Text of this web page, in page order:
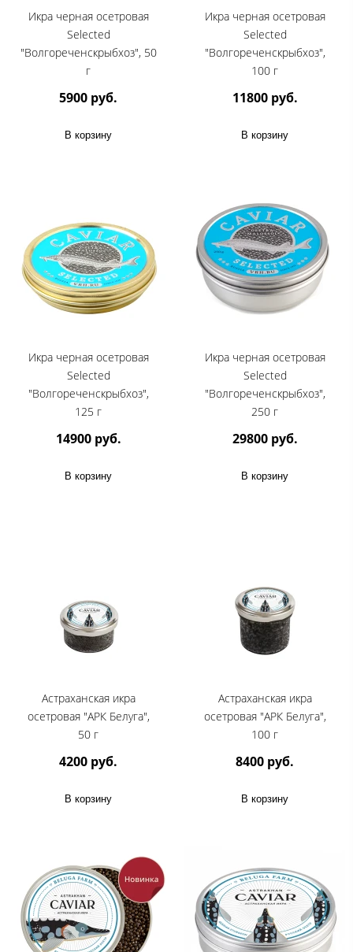
Икра черная осетровая
Selected
"Волгореченскрыбхоз", 50
г
5900 руб.
В корзину
Икра черная осетровая
Selected
"Волгореченскрыбхоз",
100 г
11800 руб.
В корзину
Икра черная осетровая
Selected
"Волгореченскрыбхоз",
125 г
14900 руб.
В корзину
Икра черная осетровая
Selected
"Волгореченскрыбхоз",
250 г
29800 руб.
В корзину
Астраханская икра
осетровая "АРК Белуга",
50 г
4200 руб.
В корзину
Астраханская икра
осетровая "АРК Белуга",
100 г
8400 руб.
В корзину